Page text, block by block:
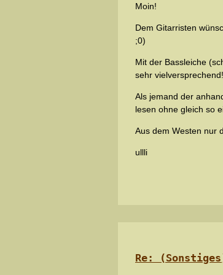
Moin!
Dem Gitarristen
;0)
Mit der Bassleiche
sehr vielversprechend!
Als jemand der
lesen ohne gleich so
Aus dem Westen nur
ullli
Re: